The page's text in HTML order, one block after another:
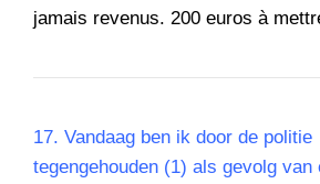
jamais revenus. 200 euros à
17. Vandaag ben ik door de politie
tegengehouden (1) als gevolg van